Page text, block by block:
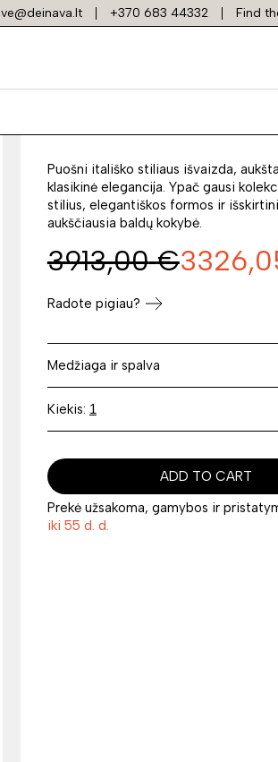
+370 683 44332 Find
Spinta WERSAL
5D
Puošni itališko stiliaus išvaizda,
klasikinė elegancija. Ypač gausi
stilius, elegantiškos formos ir
aukščiausia baldų kokybė.
3913,00 €
Radote pigiau?
Medžiaga ir spalva
Kiekis:
ADD TO CART
Prekė užsakoma, gamybos ir
iki 55 d. d.